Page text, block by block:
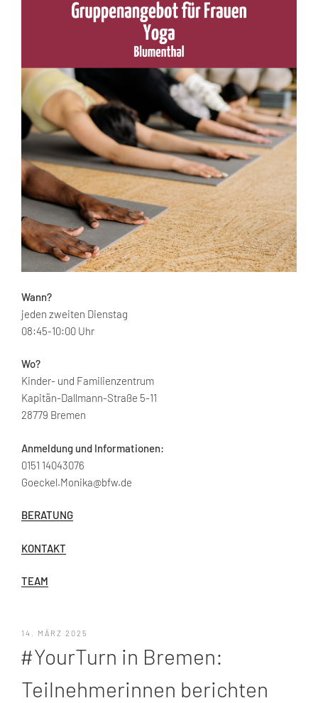
Wann?
jeden zweiten Dienstag
08:45-10:00 Uhr
Wo?
Kinder- und Familienzentrum
Kapitän-Dallmann-Straße 5-11
28779 Bremen
Anmeldung und Informationen:
0151 14043076
Goeckel.Monika@bfw.de
BERATUNG
KONTAKT
TEAM
VERÖFFENTLICHT
14. MÄRZ 2025
#YourTurn in Bremen:
Teilnehmerinnen berichten